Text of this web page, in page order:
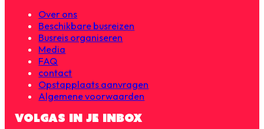
Over ons
Beschikbare busreizen
Busreis organiseren
Media
FAQ
contact
Opstapplaats aanvragen
Algemene voorwaarden
VOLGAS IN JE INBOX